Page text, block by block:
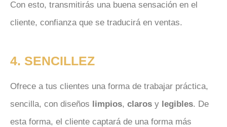
Con esto, transmitirás una buena sensación en el
cliente, confianza que se traducirá en ventas.
4. SENCILLEZ
Ofrece a tus clientes una forma de trabajar práctica,
sencilla, con diseños limpios, claros y legibles. De
esta forma, el cliente captará de una forma más